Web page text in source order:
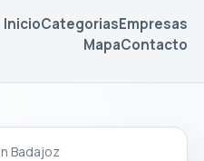
InicioCategoriasEmpresas
MapaContacto
Badajoz